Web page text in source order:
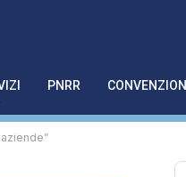
PNRR CONVENZIONI